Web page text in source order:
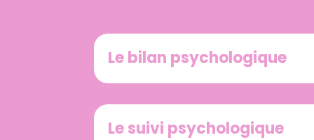
Le bilan psychologique
Le suivi psychologique